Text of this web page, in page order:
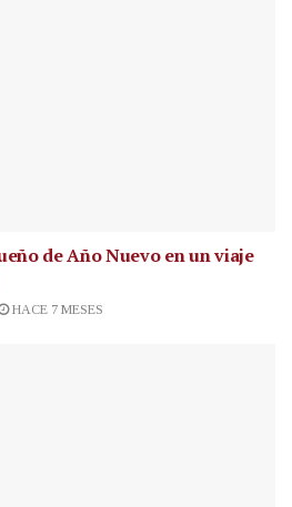
de Año Nuevo en un viaje
HACE 7 MESES